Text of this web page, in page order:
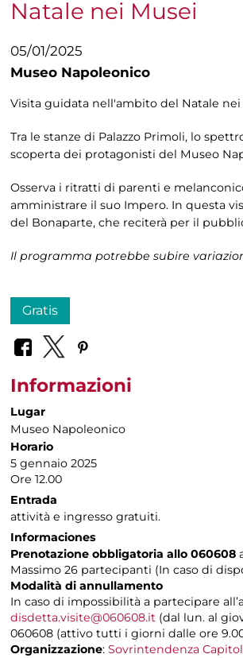
Natale nei Musei
05/01/2025
Museo Napoleonico
Visita guidata nell'ambito del Natale nei
Tra le stanze di Palazzo Primoli, lo
scoperta dei protagonisti del Museo
Osserva i ritratti di parenti e
amministrare il suo Impero. In questa
del Bonaparte, che reciterà per il
Il programma potrebbe subire
Gratis
Informazioni
Lugar
Museo Napoleonico
Horario
5 gennaio 2025
Ore 12.00
Entrada
attività e ingresso gratuiti.
Informaciones
Prenotazione obbligatoria allo 060608
Massimo 26 partecipanti (In caso di
Modalità di annullamento
In caso di impossibilità a partecipare
disdetta.visite@060608.it (dal lun. al
060608 (attivo tutti i giorni dalle ore 9.00
Organizzazione: Sovrintendenza